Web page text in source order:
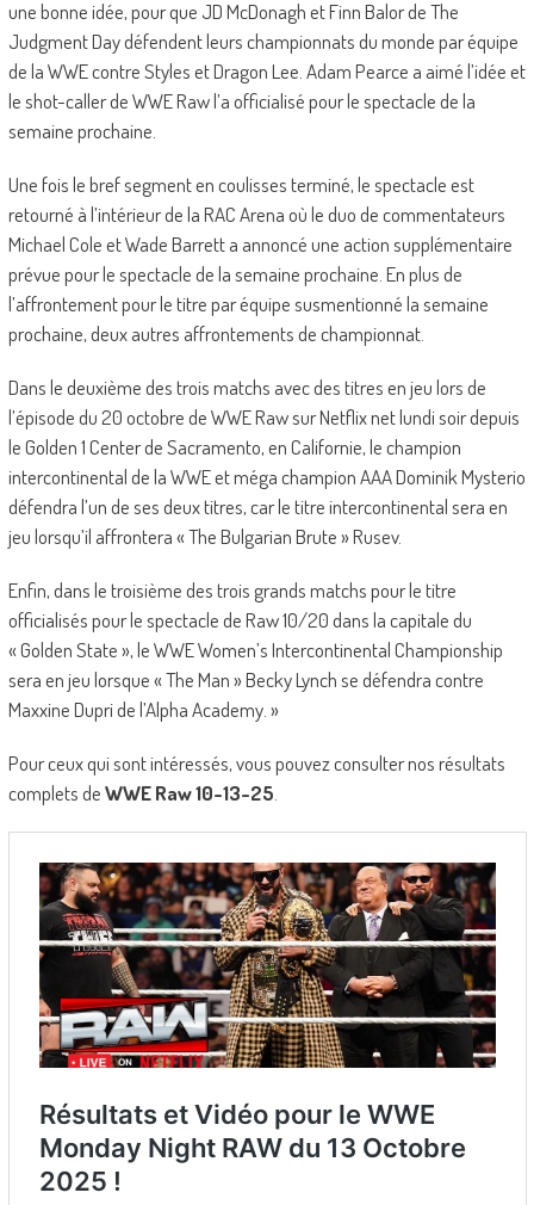
une bonne idée, pour que JD McDonagh et Finn Balor de The
Judgment Day défendent leurs championnats du monde par équipe
de la WWE contre Styles et Dragon Lee. Adam Pearce a aimé l’idée et
le shot-caller de WWE Raw l’a officialisé pour le spectacle de la
semaine prochaine.
Une fois le bref segment en coulisses terminé, le spectacle est
retourné à l’intérieur de la RAC Arena où le duo de commentateurs
Michael Cole et Wade Barrett a annoncé une action supplémentaire
prévue pour le spectacle de la semaine prochaine. En plus de
l’affrontement pour le titre par équipe susmentionné la semaine
prochaine, deux autres affrontements de championnat.
Dans le deuxième des trois matchs avec des titres en jeu lors de
l’épisode du 20 octobre de WWE Raw sur Netflix net lundi soir depuis
le Golden 1 Center de Sacramento, en Californie, le champion
intercontinental de la WWE et méga champion AAA Dominik Mysterio
défendra l’un de ses deux titres, car le titre intercontinental sera en
jeu lorsqu’il affrontera « The Bulgarian Brute » Rusev.
Enfin, dans le troisième des trois grands matchs pour le titre
officialisés pour le spectacle de Raw 10/20 dans la capitale du
« Golden State », le WWE Women’s Intercontinental Championship
sera en jeu lorsque « The Man » Becky Lynch se défendra contre
Maxxine Dupri de l’Alpha Academy. »
Pour ceux qui sont intéressés, vous pouvez consulter nos résultats
complets deWWE Raw 10-13-25